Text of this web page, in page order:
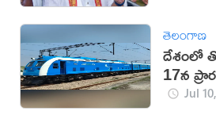
తెలంగాణ
దేశంలో
17న
Jul